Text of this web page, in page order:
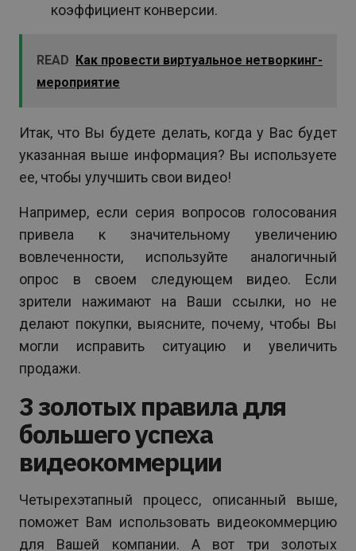
коэффициент конверсии.
READ Как провести виртуальное нетворкинг-
мероприятие
Итак, что Вы будете делать, когда у Вас будет
указанная выше информация? Вы используете
ее, чтобы улучшить свои видео!
Например, если серия вопросов голосования
привела к значительному увеличению
вовлеченности, используйте аналогичный
опрос в своем следующем видео. Если
зрители нажимают на Ваши ссылки, но не
делают покупки, выясните, почему, чтобы Вы
могли исправить ситуацию и увеличить
продажи.
3 золотых правила для
большего успеха
видеокоммерции
Четырехэтапный процесс, описанный выше,
поможет Вам использовать видеокоммерцию
для Вашей компании. А вот три золотых